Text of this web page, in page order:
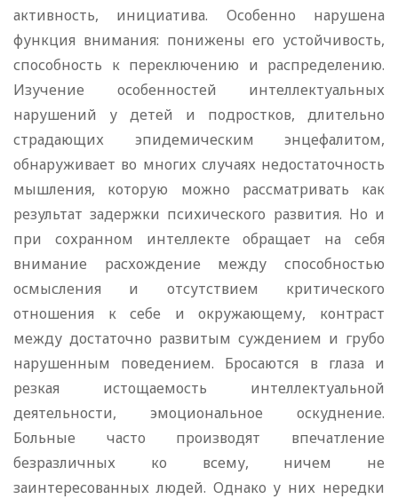
активность, инициатива. Особенно нарушена
функция внимания: понижены его устойчивость,
способность к переключению и распределению.
Изучение особенностей интеллектуальных
нарушений у детей и подростков, длительно
страдающих эпидемическим энцефалитом,
обнаруживает во многих случаях недостаточность
мышления, которую можно рассматривать как
результат задержки психического развития. Но и
при сохранном интеллекте обращает на себя
внимание расхождение между способностью
осмысления и отсутствием критического
отношения к себе и окружающему, контраст
между достаточно развитым суждением и грубо
нарушенным поведением. Бросаются в глаза и
резкая истощаемость интеллектуальной
деятельности, эмоциональное оскуднение.
Больные часто производят впечатление
безразличных ко всему, ничем не
заинтересованных людей. Однако у них нередки